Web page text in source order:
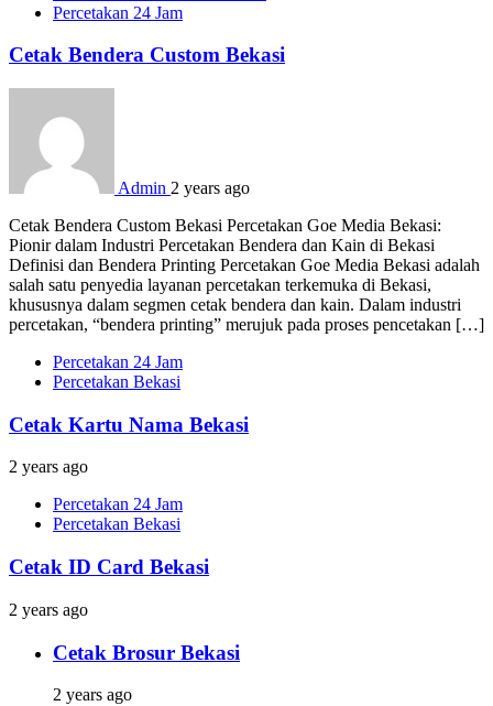
Percetakan 24 Jam
Cetak Bendera Custom Bekasi
Admin 2 years ago
Cetak Bendera Custom Bekasi Percetakan Goe Media Bekasi:
Pionir dalam Industri Percetakan Bendera dan Kain di Bekasi
Definisi dan Bendera Printing Percetakan Goe Media Bekasi adalah
salah satu penyedia layanan percetakan terkemuka di Bekasi,
khususnya dalam segmen cetak bendera dan kain. Dalam industri
percetakan, “bendera printing” merujuk pada proses pencetakan […]
Percetakan 24 Jam
Percetakan Bekasi
Cetak Kartu Nama Bekasi
2 years ago
Percetakan 24 Jam
Percetakan Bekasi
Cetak ID Card Bekasi
2 years ago
Cetak Brosur Bekasi
2 years ago